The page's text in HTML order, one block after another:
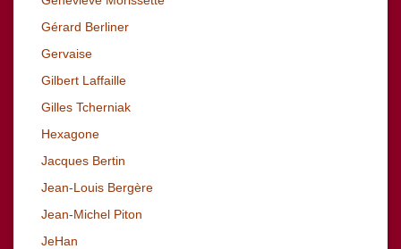
Gérard Berliner
Gervaise
Gilbert Laffaille
Gilles Tcherniak
Hexagone
Jacques Bertin
Jean-Louis Bergère
Jean-Michel Piton
JeHan